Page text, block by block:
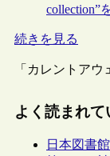
collection”
続きを見る
「カレントアウ
よく読まれて
日本図書